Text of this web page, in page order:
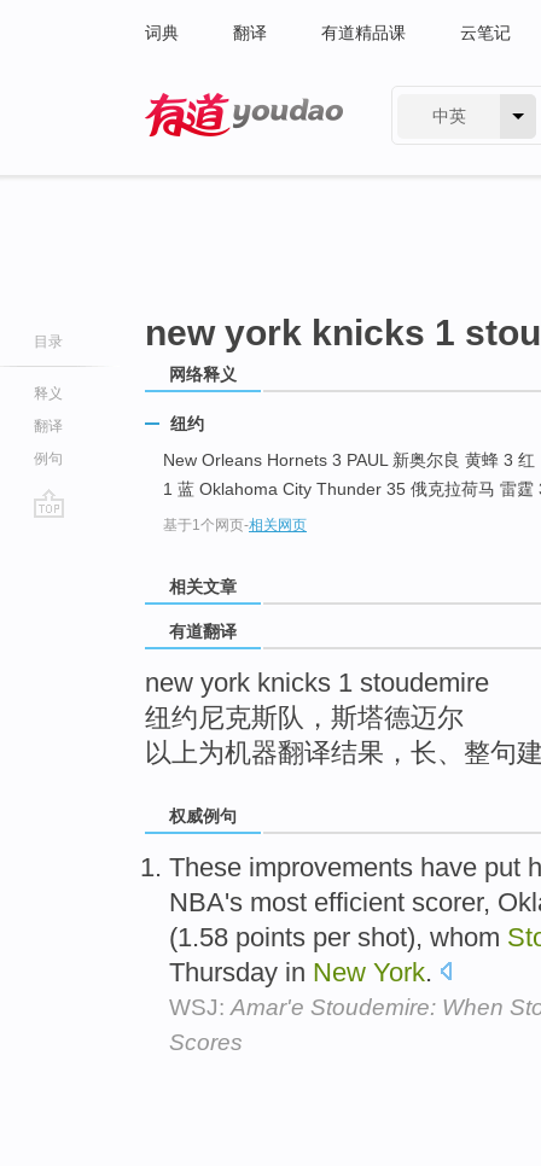
词典 翻译 有道精品课 云笔记
中英
目录
释义
翻译
例句
new york knicks 1
网络释义
纽约
New Orleans Hornets 3 PAUL 新奥尔良 黄蜂 3 红
1 蓝 Oklahoma City Thunder 35 俄克拉荷马 雷霆
基于1个网页-相关网页
相关文章
有道翻译
new york knicks 1 stoudemire
纽约尼克斯队，斯塔德迈尔
以上为机器翻译结果，长、整句
权威例句
These improvements have put
NBA's most efficient scorer,
(1.58 points per shot), whom
Thursday in New York.
WSJ: Amar'e Stoudemire: When
Scores